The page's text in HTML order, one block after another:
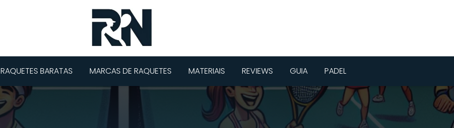
RAQUETES BARATAS MARCAS DE RAQUETES MATERIAIS REVIEWS GUIA PADEL